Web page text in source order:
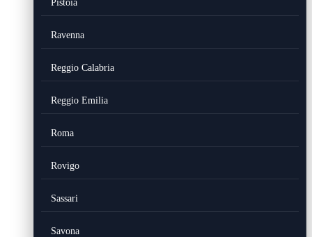
Pistoia
Ravenna
Reggio Calabria
Reggio Emilia
Roma
Rovigo
Sassari
Savona